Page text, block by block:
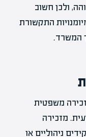
ולכן חשוב
התקשורת
המשרד.
משפטית
מזכירה
ניהוליים או